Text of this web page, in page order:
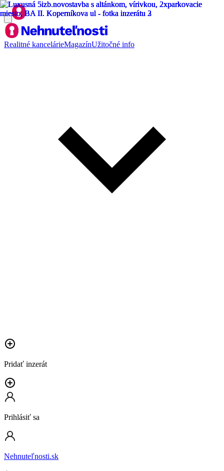
Realitné kancelárieMagazínUžitočné info
Pridať inzerát
Prihlásiť sa
Nehnuteľnosti.sk